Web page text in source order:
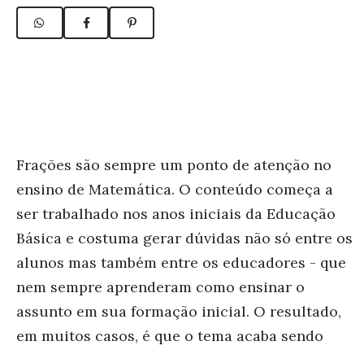
Frações são sempre um ponto de atenção no
ensino de Matemática. O conteúdo começa a
ser trabalhado nos anos iniciais da Educação
Básica e costuma gerar dúvidas não só entre os
alunos mas também entre os educadores - que
nem sempre aprenderam como ensinar o
assunto em sua formação inicial. O resultado,
em muitos casos, é que o tema acaba sendo